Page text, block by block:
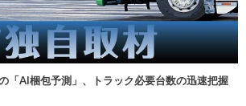
「AI梱包予測」、トラック必要台数の迅速把握